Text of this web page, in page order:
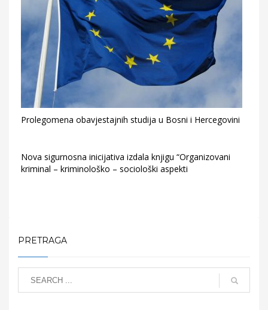
Prolegomena obavjestajnih studija u Bosni i Hercegovini
Nova sigurnosna inicijativa izdala knjigu “Organizovani
kriminal – kriminološko – sociološki aspekti
PRETRAGA